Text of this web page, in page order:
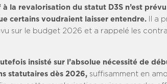
la revalorisation du statut D3S n’est prévu
certains voudraient laisser entendre.
Il a
sur le budget 2026 et a rappelé les
insisté sur l’absolue nécessité de
statutaires dès 2026, suffisamment en